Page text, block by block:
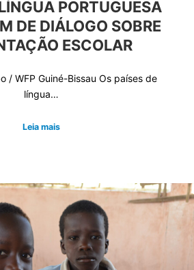
PORTUGUESA
DE DIÁLOGO SOBRE
ESCOLAR
/ WFP Guiné-Bissau Os países de
língua…
Leia mais